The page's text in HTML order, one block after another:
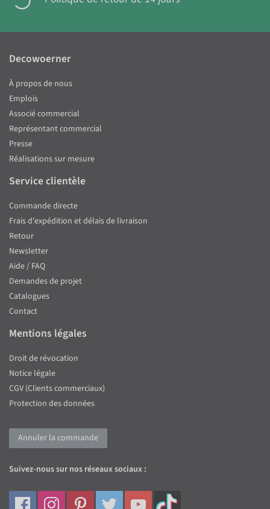
Decowoerner
À propos de nous
Emplois
Associé commercial
Représentant commercial
Presse
Réalisations sur mesure
Service clientèle
Commande directe
Frais d'expédition et délais de livraison
Retour
Newsletter
Aide / FAQ
Demandes de projet
Catalogues
Contact
Mentions légales
Droit de révocation
Notice légale
CGV (Clients commerciaux)
Protection des données
Annuler la commande
Suivez-nous sur nos réseaux sociaux :